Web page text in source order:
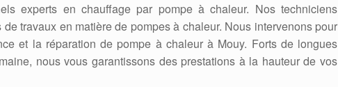
experts en chauffage par pompe à chaleur. Nos techniciens
travaux en matière de pompes à chaleur. Nous intervenons pour
et la réparation de pompe à chaleur à Mouy. Forts de longues
nous vous garantissons des prestations à la hauteur de vos